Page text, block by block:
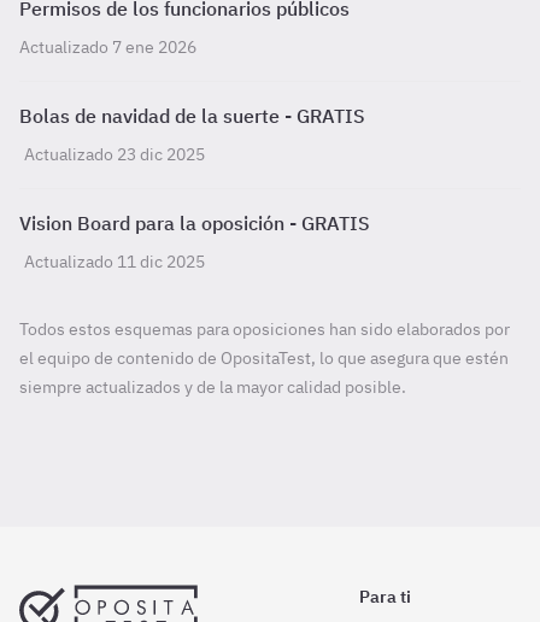
Permisos de los funcionarios públicos
Actualizado 7 ene 2026
Bolas de navidad de la suerte - GRATIS
Actualizado 23 dic 2025
Vision Board para la oposición - GRATIS
Actualizado 11 dic 2025
Todos estos esquemas para oposiciones han sido elaborados por
el equipo de contenido de OpositaTest, lo que asegura que estén
siempre actualizados y de la mayor calidad posible.
Para ti